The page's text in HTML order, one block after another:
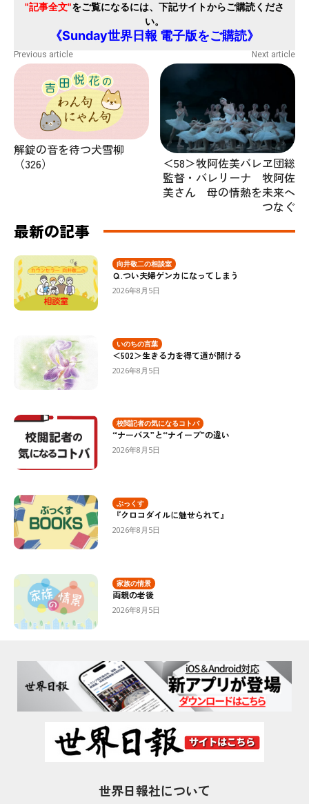
"記事全文"をご覧になるには、下記サイトからご購読くださ
い。
《Sunday世界日報 電子版をご購読》
Previous article
解錠の音を待つ犬雪柳
（326）
Next article
＜58＞牧阿佐美バレヱ団総
監督・バレリーナ 牧阿佐
美さん 母の情熱を未来へ
つなぐ
最新の記事
向井敬二の相談室
Ｑ.つい夫婦ゲンカになってしまう
2026年8月5日
いのちの言葉
＜502＞生きる力を得て道が開ける
2026年8月5日
校閲記者の気になるコトバ
“ナーバス”と“ナイーブ”の違い
2026年8月5日
ぶっくす
『クロコダイルに魅せられて』
2026年8月5日
家族の情景
両親の老後
2026年8月5日
世界日報社について